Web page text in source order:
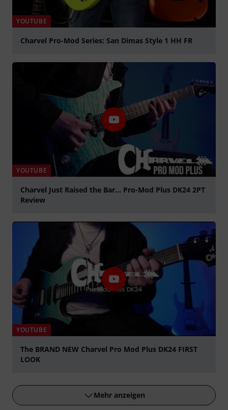
YOUTUBE
Charvel Pro-Mod Series: San Dimas Style 1 HH FR
YOUTUBE
Charvel Just Raised the Bar… Pro-Mod Plus DK24 2PT
Review
YOUTUBE
The BRAND NEW Charvel Pro Mod Plus DK24 FIRST
LOOK
Mehr anzeigen